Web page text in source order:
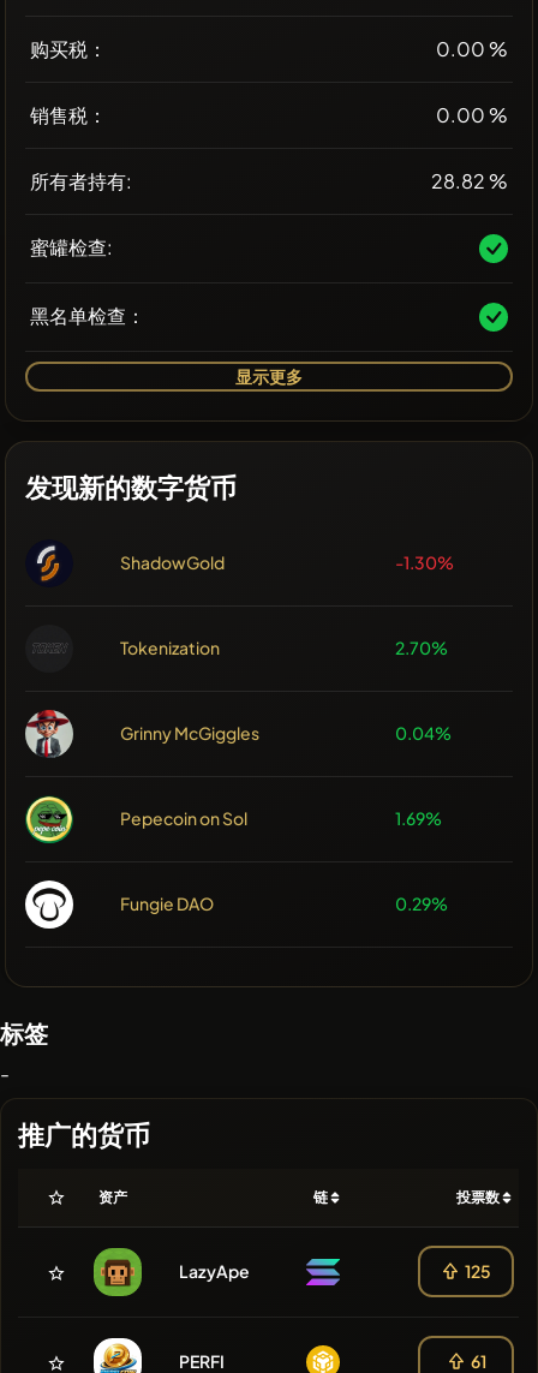
购买税： 0.00 %
销售税： 0.00 %
所有者持有: 28.82 %
蜜罐检查:
黑名单检查：
显示更多
发现新的数字货币
ShadowGold -1.30%
Tokenization 2.70%
Grinny McGiggles 0.04%
Pepecoin on Sol 1.69%
Fungie DAO 0.29%
标签
-
推广的货币
资产 链 投票数
LazyApe 125
PERFI 61